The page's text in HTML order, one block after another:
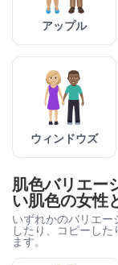
アップル
ウィンドウズ
肌色バリエー
い肌色の女性
いずれかのバリエ
したり、コピーし
ます。